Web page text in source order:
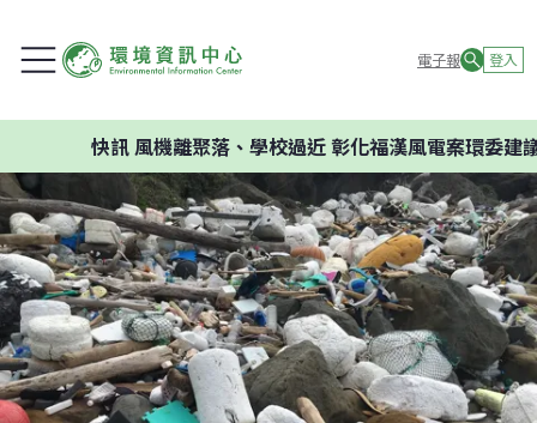
電子報 登入
風機離聚落、學校過近 彰化福漢風電案環委建議不應開發